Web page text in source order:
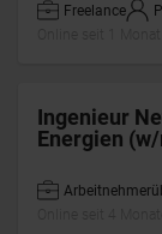
Freelance
Ingenieur
Energien